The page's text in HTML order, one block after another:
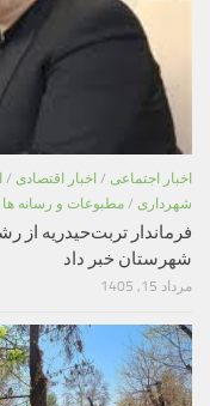
اخبار اجتماعی / اخبار اقتصادی /
شهرداری / مطبوعات و رسانه ها
شهرستان خبر داد
مرداد 15, 1405